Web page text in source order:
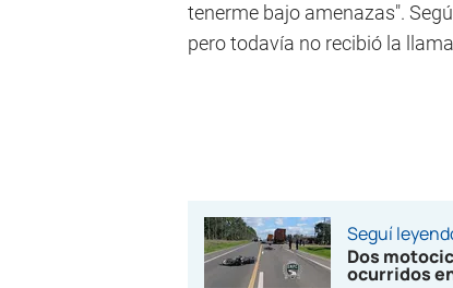
tenerme bajo amenazas".
pero todavía no recibió la
Seguí
Dos
ocurridos